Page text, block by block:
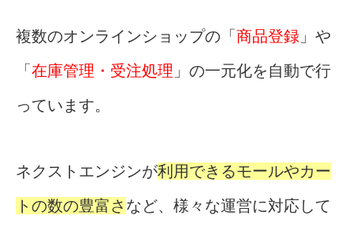
複数のオンラインショップの「商品登録 」や
「在庫管理・受注処理 」の一元化を自動で行
っています。
ネクストエンジンが利用できるモールやカー
トの数の豊富さ など、様々な運営に対応して